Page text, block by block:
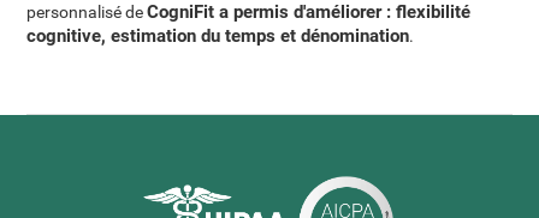
personnalisé deCogniFit a permis d'améliorer : flexibilité
cognitive, estimation du temps et dénomination.